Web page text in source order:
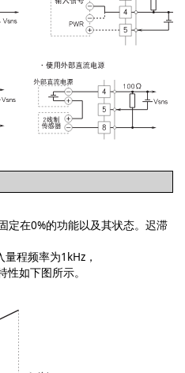
定在0%的功能以及其状态。迟滞
程频率为1kHz，
如下图所示。